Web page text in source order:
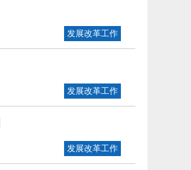
发展改革工作
发展改革工作
发展改革工作